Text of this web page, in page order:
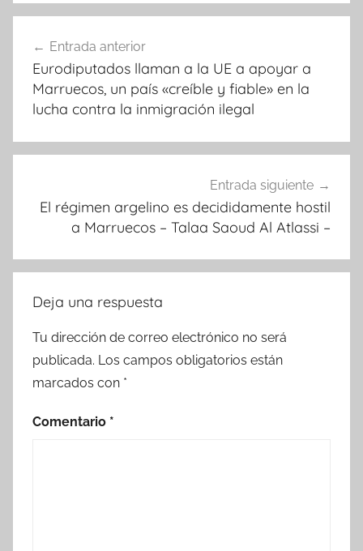
de
entradas
Entrada anterior
Eurodiputados llaman a la UE a apoyar a
Marruecos, un país «creíble y fiable» en la
lucha contra la inmigración ilegal
Entrada siguiente
El régimen argelino es decididamente hostil
a Marruecos – Talaa Saoud Al Atlassi –
Deja una respuesta
Tu dirección de correo electrónico no será
publicada. Los campos obligatorios están
marcados con *
Comentario *